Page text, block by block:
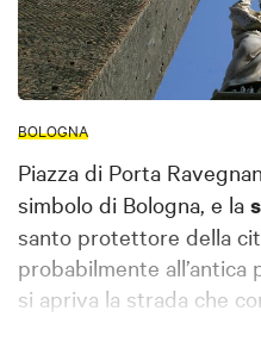
BOLOGNA
Piazza di Porta
simbolo di Bologna, e la
santo protettore della
probabilmente
si apriva la strada che